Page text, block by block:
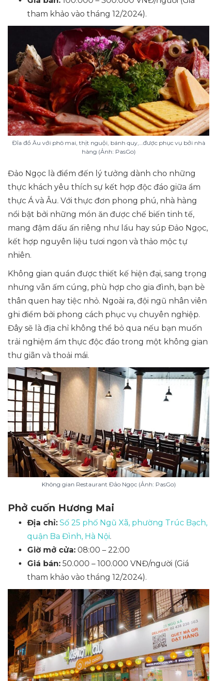
tham khảo vào tháng 12/2024).
Đĩa đồ Âu với phô mai, thịt nguội, bánh quy,…được phục vụ bởi nhà
hàng (Ảnh: PasGo)
Đảo Ngọc là điểm đến lý tưởng dành cho những
thực khách yêu thích sự kết hợp độc đáo giữa ẩm
thực Á và Âu. Với thực đơn phong phú, nhà hàng
nổi bật bởi những món ăn được chế biến tinh tế,
mang đậm dấu ấn riêng như lẩu hay súp Đảo Ngọc,
kết hợp nguyên liệu tươi ngon và thảo mộc tự
nhiên.
Không gian quán được thiết kế hiện đại, sang trọng
nhưng vẫn ấm cúng, phù hợp cho gia đình, bạn bè
thân quen hay tiệc nhỏ. Ngoài ra, đội ngũ nhân viên
ghi điểm bởi phong cách phục vụ chuyên nghiệp.
Đây sẽ là địa chỉ không thể bỏ qua nếu bạn muốn
trải nghiệm ẩm thực độc đáo trong một không gian
thư giãn và thoải mái.
Không gian Restaurant Đảo Ngọc (Ảnh: PasGo)
Phở cuốn Hương Mai
Địa chỉ: Số 25 phố Ngũ Xã, phường Trúc Bạch,
quận Ba Đình, Hà Nội.
Giờ mở cửa: 08:00 – 22:00
Giá bán: 50.000 – 100.000 VNĐ/người (Giá
tham khảo vào tháng 12/2024).